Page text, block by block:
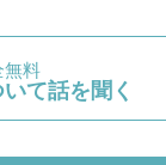
無料
て話を聞く